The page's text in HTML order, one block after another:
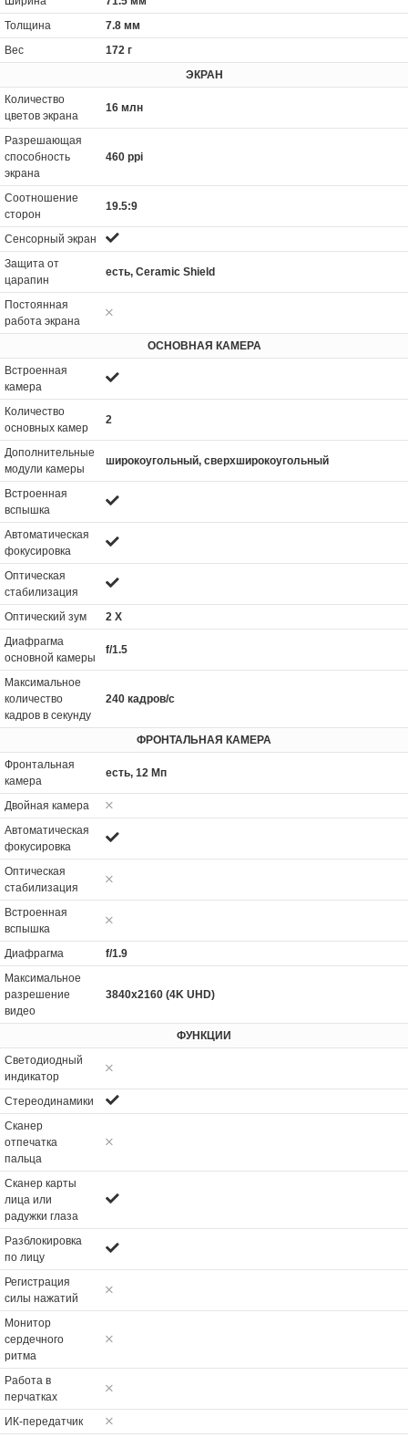
Толщина
7.8 мм
Вес
172 г
ЭКРАН
Количество
цветов экрана
16 млн
Разрешающая
способность
экрана
460 ppi
Соотношение
сторон
19.5:9
Сенсорный экран
Защита от
царапин
есть, Ceramic Shield
Постоянная
работа экрана
ОСНОВНАЯ КАМЕРА
Встроенная
камера
Количество
основных камер
2
Дополнительные
модули камеры
широкоугольный, сверхширокоугольный
Встроенная
вспышка
Автоматическая
фокусировка
Оптическая
стабилизация
Оптический зум
2 Х
Диафрагма
основной камеры
f/1.5
Максимальное
количество
кадров в секунду
240 кадров/с
ФРОНТАЛЬНАЯ КАМЕРА
Фронтальная
камера
есть, 12 Мп
Двойная камера
Автоматическая
фокусировка
Оптическая
стабилизация
Встроенная
вспышка
Диафрагма
f/1.9
Максимальное
разрешение
видео
3840x2160 (4K UHD)
ФУНКЦИИ
Светодиодный
индикатор
Стереодинамики
Сканер
отпечатка
пальца
Сканер карты
лица или
радужки глаза
Разблокировка
по лицу
Регистрация
силы нажатий
Монитор
сердечного
ритма
Работа в
перчатках
ИК-передатчик